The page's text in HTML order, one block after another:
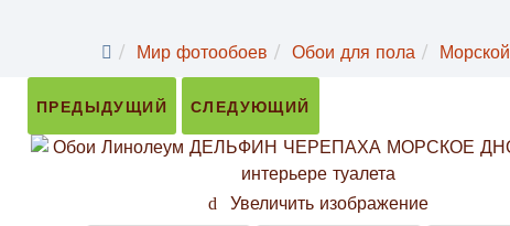
Мир фотообоев Обои для пола Морской
ПРЕДЫДУЩИЙ СЛЕДУЮЩИЙ
Увеличить изображение